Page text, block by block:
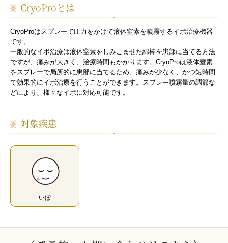
CryoProとは
CryoProはスプレーで圧力をかけて液体窒素を噴霧するイボ治療機器
です。
一般的なイボ治療は液体窒素をしみこませた綿棒を患部に当てる方法
ですが、痛みが大きく、治療時間もかかります。CryoProは液体窒素
をスプレーで局所的に患部に当てるため、痛みが少なく、かつ短時間
で効果的にイボ治療を行うことができます。スプレー噴霧量の調節な
どにより、様々なイボに対応可能です。
対象疾患
いぼ